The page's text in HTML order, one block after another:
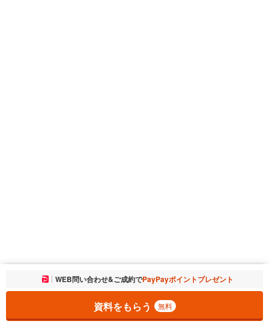
お気に入りに追加しました。 一覧を開く
WEB問い合わせ&ご成約でPayPayポイントプレゼント
資料をもらう 無料